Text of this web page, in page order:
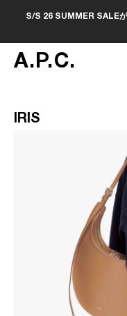
S/S 26 SUMMER SALE
A.P.C.
IRIS